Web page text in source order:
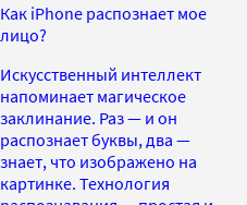
Как iPhone распознает мое
лицо?
Искусственный интеллект
напоминает магическое
заклинание. Раз — и он
распознает буквы, два —
знает, что изображено на
картинке. Технология